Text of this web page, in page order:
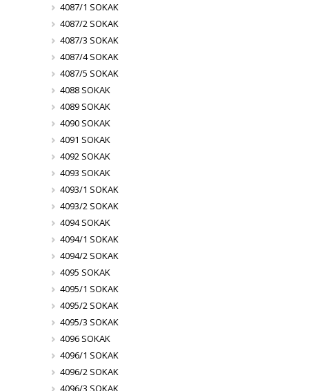
4087/1 SOKAK
4087/2 SOKAK
4087/3 SOKAK
4087/4 SOKAK
4087/5 SOKAK
4088 SOKAK
4089 SOKAK
4090 SOKAK
4091 SOKAK
4092 SOKAK
4093 SOKAK
4093/1 SOKAK
4093/2 SOKAK
4094 SOKAK
4094/1 SOKAK
4094/2 SOKAK
4095 SOKAK
4095/1 SOKAK
4095/2 SOKAK
4095/3 SOKAK
4096 SOKAK
4096/1 SOKAK
4096/2 SOKAK
4096/3 SOKAK